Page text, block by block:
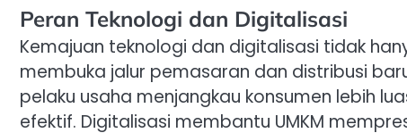
Peran Teknologi dan Digitalisasi
Kemajuan teknologi dan digitalisasi tidak
membuka jalur pemasaran dan distribusi
pelaku usaha menjangkau konsumen lebih
efektif. Digitalisasi membantu UMKM